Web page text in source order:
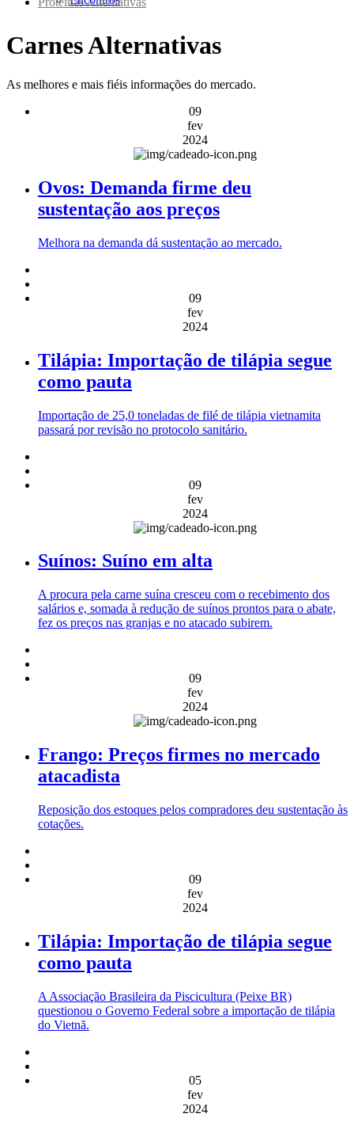
Carnes Alternativas
As melhores e mais fiéis informações do mercado.
09
fev
2024
Ovos: Demanda firme deu
sustentação aos preços
Melhora na demanda dá sustentação ao mercado.
09
fev
2024
Tilápia: Importação de tilápia segue
como pauta
Importação de 25,0 toneladas de filé de tilápia vietnamita
passará por revisão no protocolo sanitário.
09
fev
2024
Suínos: Suíno em alta
A procura pela carne suína cresceu com o recebimento dos
salários e, somada à redução de suínos prontos para o abate,
fez os preços nas granjas e no atacado subirem.
09
fev
2024
Frango: Preços firmes no mercado
atacadista
Reposição dos estoques pelos compradores deu sustentação às
cotações.
09
fev
2024
Tilápia: Importação de tilápia segue
como pauta
A Associação Brasileira da Piscicultura (Peixe BR)
questionou o Governo Federal sobre a importação de tilápia
do Vietnã.
05
fev
2024